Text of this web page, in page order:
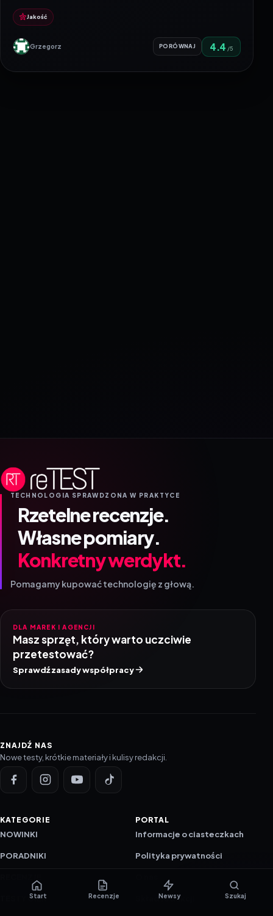
Jakość
Grzegorz PORÓWNAJ 4.4 /5
TECHNOLOGIA SPRAWDZONA W PRAKTYCE
Rzetelne recenzje.
Własne pomiary.
Konkretny werdykt.
Pomagamy kupować technologię z głową.
DLA MAREK I AGENCJI
Masz sprzęt, który warto uczciwie
przetestować?
Sprawdź zasady współpracy
ZNAJDŹ NAS
Nowe testy, krótkie materiały i kulisy redakcji.
KATEGORIE
NOWINKI
PORADNIKI
TESTY GIER
PORTAL
Informacje o ciasteczkach
Polityka prywatności
Skład redakcji
Start Recenzje Newsy Szukaj